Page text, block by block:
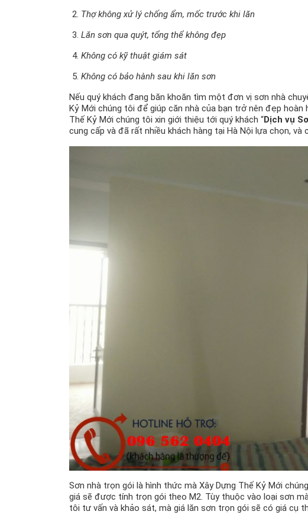
Thợ không xử lý chống ẩm, mốc trước khi lăn
Lăn sơn qua quýt, tổng thể không đẹp
Không có kỹ thuật giám sát
Không có bảo hành sau khi lăn sơn
Nếu quý khách đang băn khoăn tìm một đơn vị sơn nhà
Kỷ Mới chúng tôi để giúp căn nhà của bạn trở nên đẹp hoàn
Thế Kỷ Mới chúng tôi xin giới thiệu tới quý khách “Dịch vụ
cung cấp và đã rất nhiều khách hàng tại Hà Nội lựa chọn, và
Sơn nhà trọn gói là hình thức mà Xây Dựng Thế Kỷ Mới
giá sẽ được tính trọn gói theo M2. Tùy thuộc vào loại sơn
tôi tư vấn và khảo sát, mà giá lăn sơn trọn gói sẽ có giá cụ